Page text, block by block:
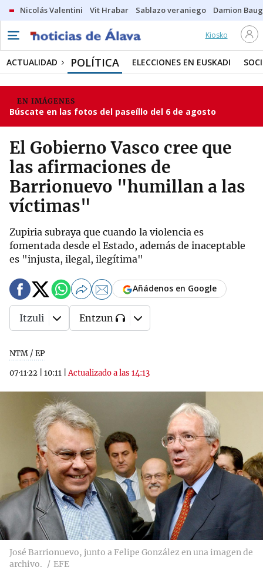
Nicolás Valentini Vit Hrabar Sablazo veraniego Damion
Kiosko
ACTUALIDAD POLÍTICA ELECCIONES EN EUSKADI
EN IMÁGENES
Búscate en las fotos del paseíllo del 6 de agosto
El Gobierno Vasco cree que
las afirmaciones de
Barrionuevo "humillan a las
víctimas"
Zupiria subraya que cuando la violencia es
fomentada desde el Estado, además de inaceptable
es "injusta, ilegal, ilegítima"
NTM / EP
07·11·22
10:11 |Actualizado a las 14:13
Añádenos en Google
Itzuli Entzun
José Barrionuevo, junto a Felipe González en una imagen de
archivo.
EFE